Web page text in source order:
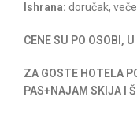
Ishrana: doručak,
CENE SU PO OSOBI,
ZA GOSTE HOTELA
PAS+NAJAM SKIJA I